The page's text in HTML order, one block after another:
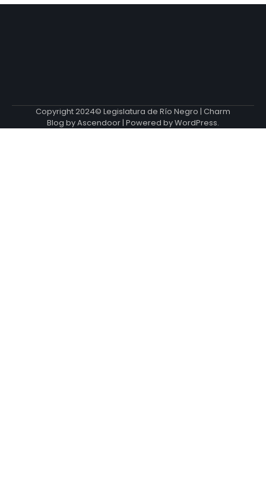
Copyright 2024© Legislatura de Río Negro | Charm
Blog byAscendoor| Powered byWordPress.